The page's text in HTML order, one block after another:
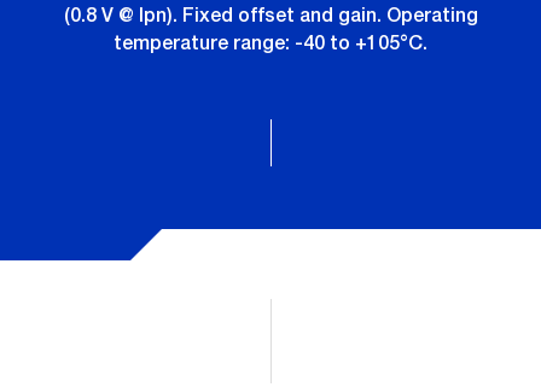
(0.8 V @ Ipn). Fixed offset and gain. Operating
temperature range: -40 to +105°C.